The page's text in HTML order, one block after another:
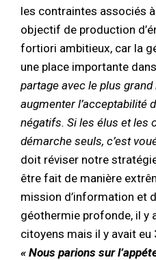
les contraintes associés
objectif de production
fortiori ambitieux, car la
une place importante
partage avec le plus
augmenter l’acceptabilité
négatifs. Si les élus et les
démarche seuls, c’est
doit réviser notre
être fait de manière
mission d’information et
géothermie profonde, il y
citoyens mais il y avait
« Nous parions sur